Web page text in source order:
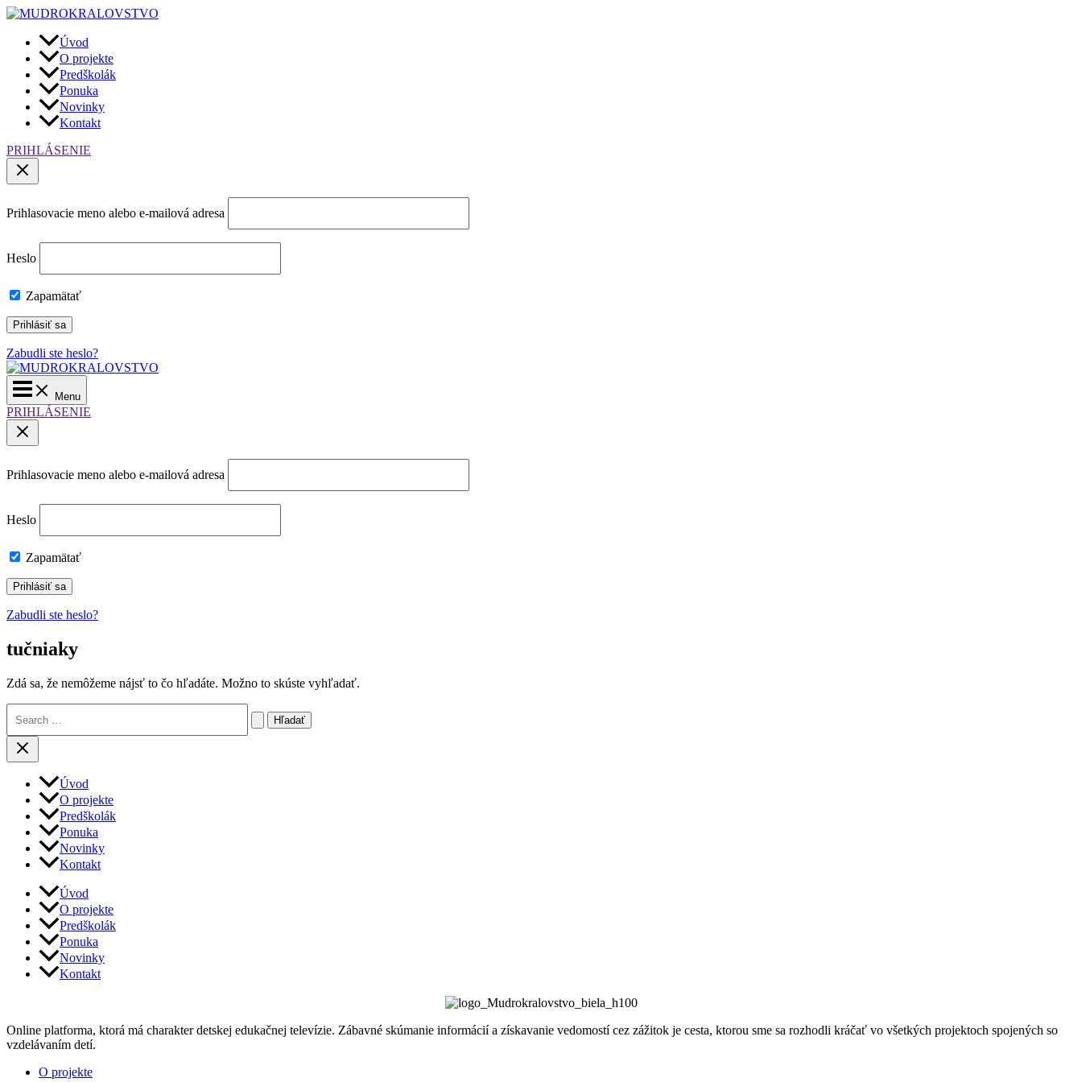
Preskočiť
obsah
Úvod
O projekte
Predškolák
Ponuka
Novinky
Kontakt
PRIHLÁSENIE
Prihlasovacie meno alebo e-mailová adresa
Heslo
Zapamätať
Zabudli ste heslo?
Main
Menu
Menu
PRIHLÁSENIE
Prihlasovacie meno alebo e-mailová adresa
Heslo
Zapamätať
Zabudli ste heslo?
tučniaky
Zdá sa, že nemôžeme nájsť to čo hľadáte. Možno to skúste vyhľadať.
Vyhľadať:
Úvod
O projekte
Predškolák
Ponuka
Novinky
Kontakt
Úvod
O projekte
Predškolák
Ponuka
Novinky
Kontakt
Online platforma, ktorá má charakter detskej edukačnej televízie. Zábavné skúmanie informácií a získavanie vedomostí cez zážitok je cesta, ktorou sme sa rozhodli kráčať vo všetkých projektoch spojených so
vzdelávaním detí.
Menu
O projekte